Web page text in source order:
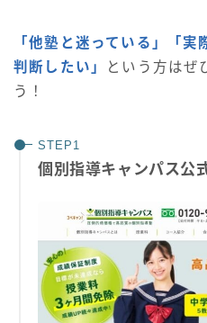
「他塾と迷っている」「
判断したい」
という方はぜ
う！
個別指導キャンパス公